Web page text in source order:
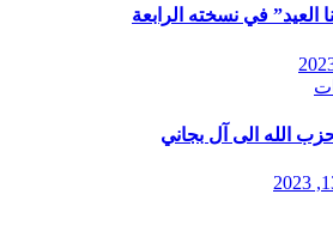
العيد” في نسخته الرابعة
الله الى آل بجاني